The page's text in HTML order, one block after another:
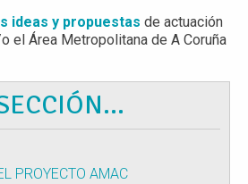
ideas y propuestas de actuación
el Área Metropolitana de A Coruña
PROYECTO AMAC